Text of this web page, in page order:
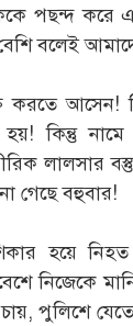
পছন্দ
বলেই
করতে আসেন!
হয়! কিন্তু
লালসার
গেছে বহুবার!
হয়ে
নিজেকে
পুলিশে